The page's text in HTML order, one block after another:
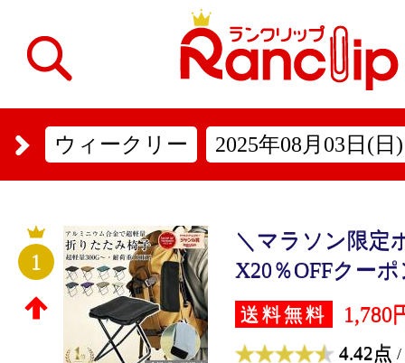
ウィークリー 2025年08月03日(日)
1
＼マラソン限定
X20％OFFクー
送料無料 1,780
4.42点 /